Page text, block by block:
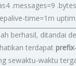
.messages=9
time=1m
berhasil, ditandai
terdapat
sewaktu-waktu